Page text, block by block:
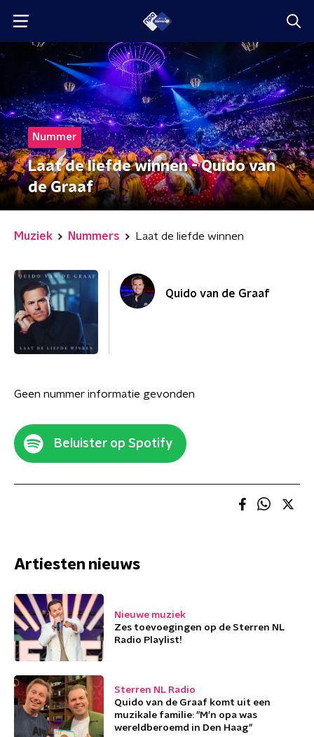
Nummer
Laat de liefde winnen - Quido van
de Graaf
Muziek Nummers Laat de liefde winnen
Quido van de Graaf
Geen nummer informatie gevonden
Beluister op Spotify
Artiesten nieuws
Nieuwe muziek
Zes toevoegingen op de Sterren NL
Radio Playlist!
Sterren NL Radio
Quido van de Graaf komt uit een
muzikale familie: "M'n opa was
wereldberoemd in Den Haag"